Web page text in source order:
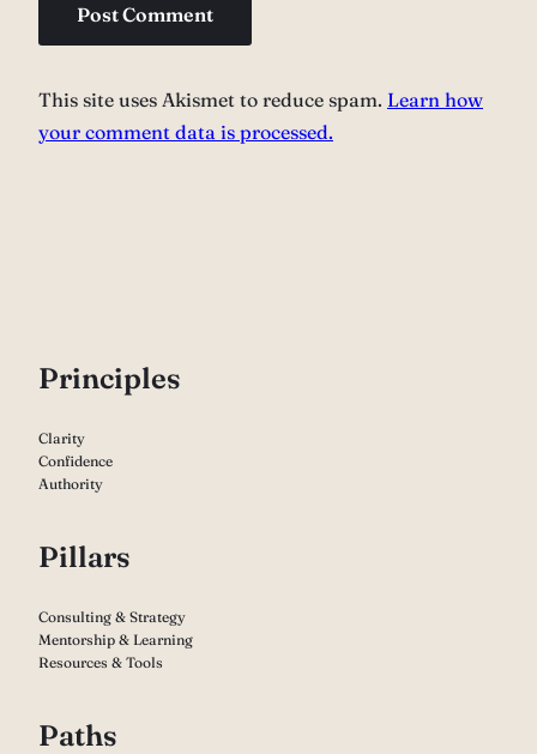
This site uses Akismet to reduce spam. Learn how
your comment data is processed.
Principles
Clarity
Confidence
Authority
Pillars
Consulting & Strategy
Mentorship & Learning
Resources & Tools
Paths